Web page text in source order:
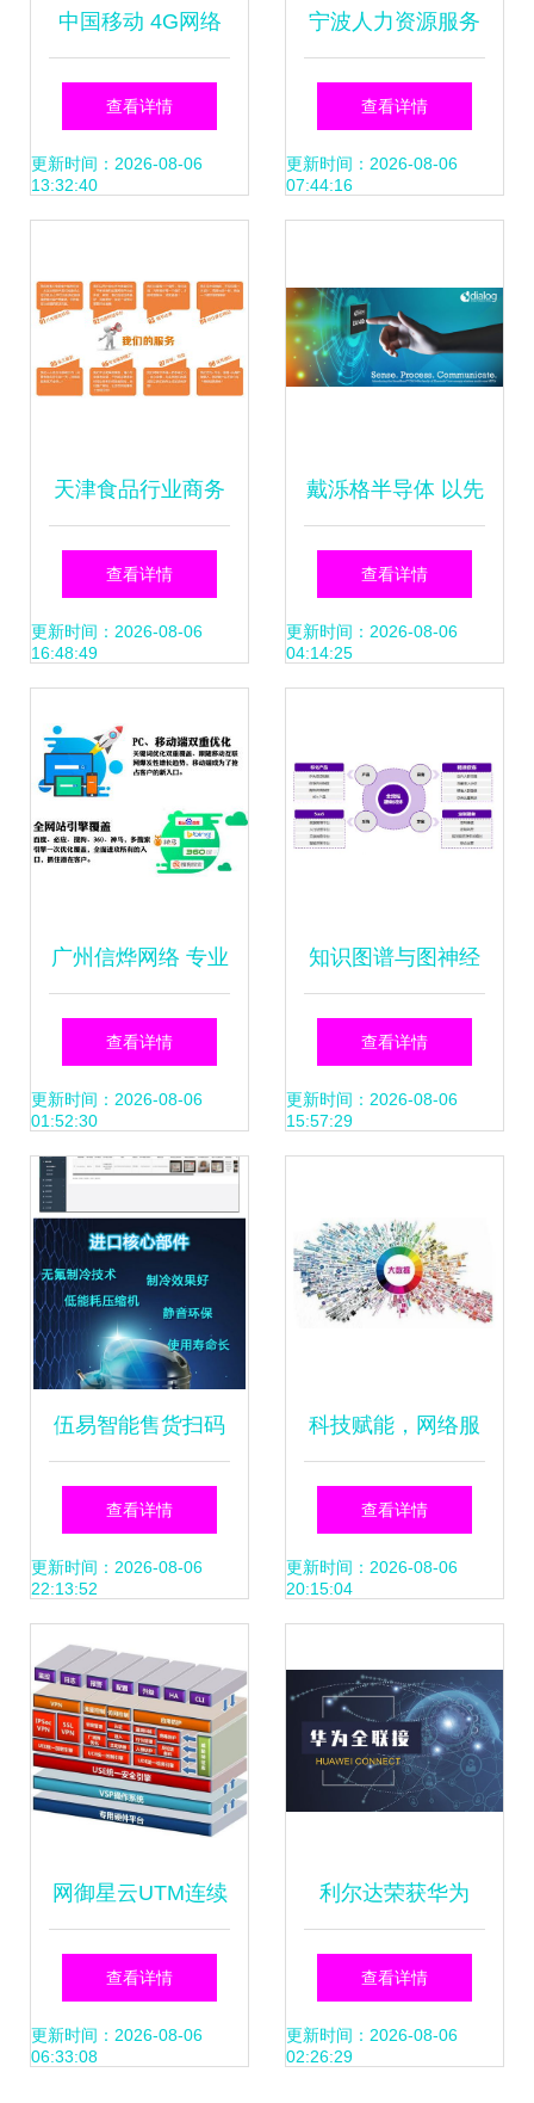
中国移动 4G网络
优化与区域亏损挑
战并存
查看详情
更新时间：2026-08-06
13:32:40
宁波人力资源服务
业创新成果亮相重
庆，网络技术服务
展
查看详情
更新时间：2026-08-06
07:44:16
天津食品行业商务
营销型网站建设 从
设计到技术的一条
查看详情
更新时间：2026-08-06
16:48:49
戴泺格半导体 以先
进网络技术服务，
竞逐物联网创新技
查看详情
更新时间：2026-08-06
04:14:25
广州信烨网络 专业
关键词优化技术领
航全网营销
查看详情
更新时间：2026-08-06
01:52:30
知识图谱与图神经
网络 融慧金科张凯
解读金融科技中的
查看详情
更新时间：2026-08-06
15:57:29
伍易智能售货扫码
柜 技术赋能，量大
从优，开启智能零
查看详情
更新时间：2026-08-06
22:13:52
科技赋能，网络服
务筑起疫情防线
查看详情
更新时间：2026-08-06
20:15:04
网御星云UTM连续
十一年稳居榜首 解
读2023年网络安全
查看详情
更新时间：2026-08-06
06:33:08
利尔达荣获华为
2020年度“优秀合
作伙伴”与“网络生
查看详情
更新时间：2026-08-06
02:26:29